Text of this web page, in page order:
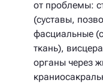
от проблемы:
(суставы,
фасциальные
ткань),
органы через